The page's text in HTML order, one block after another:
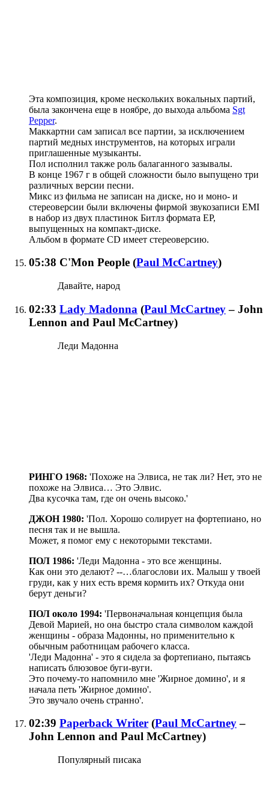
Эта композиция, кроме нескольких вокальных партий,
была закончена еще в ноябре, до выхода альбома Sgt
Pepper.
Маккартни сам записал все партии, за исключением
партий медных инструментов, на которых играли
приглашенные музыканты.
Пол исполнил также роль балаганного зазывалы.
В конце 1967 г в общей сложности было выпущено три
различных версии песни.
Микс из фильма не записан на диске, но и моно- и
стереоверсии были включены фирмой звукозаписи EMI
в набор из двух пластинок Битлз формата ЕР,
выпущенных на компакт-диске.
Альбом в формате CD имеет стереоверсию.
05:38 C'Mon People (Paul McCartney)
Давайте, народ
02:33 Lady Madonna (Paul McCartney – John
Lennon and Paul McCartney)
Леди Мадонна
РИНГО 1968: 'Похоже на Элвиса, не так ли? Нет, это не
похоже на Элвиса… Это Элвис.
Два кусочка там, где он очень высоко.'
ДЖОН 1980: 'Пол. Хорошо солирует на фортепиано, но
песня так и не вышла.
Может, я помог ему с некоторыми текстами.
ПОЛ 1986: 'Леди Мадонна - это все женщины.
Как они это делают? --…благослови их. Малыш у твоей
груди, как у них есть время кормить их? Откуда они
берут деньги?
ПОЛ около 1994: 'Первоначальная концепция была
Девой Марией, но она быстро стала символом каждой
женщины - образа Мадонны, но применительно к
обычным работницам рабочего класса.
'Леди Мадонна' - это я сидела за фортепиано, пытаясь
написать блюзовое буги-вуги.
Это почему-то напомнило мне 'Жирное домино', и я
начала петь 'Жирное домино'.
Это звучало очень странно'.
02:39 Paperback Writer (Paul McCartney –
John Lennon and Paul McCartney)
Популярный писака